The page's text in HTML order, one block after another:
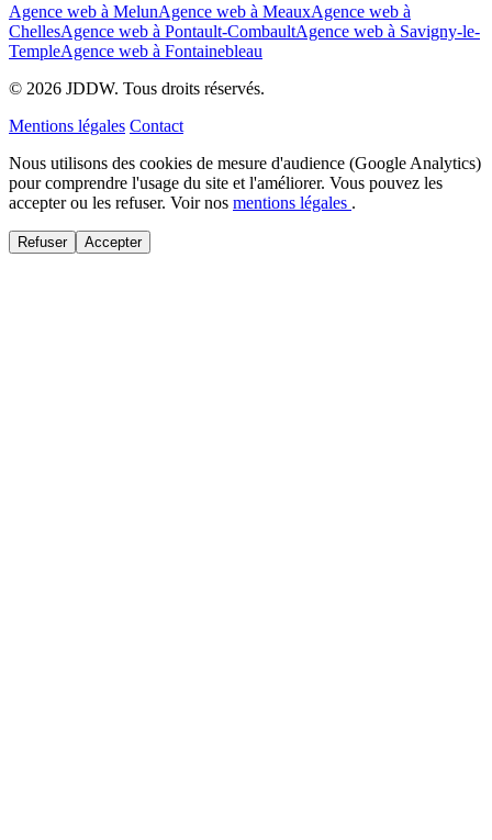
Agence web à MelunAgence web à MeauxAgence web à
ChellesAgence web à Pontault-CombaultAgence web à Savigny-le-
TempleAgence web à Fontainebleau
© 2026 JDDW. Tous droits réservés.
Mentions légales Contact
Nous utilisons des cookies de mesure d'audience (Google Analytics)
pour comprendre l'usage du site et l'améliorer. Vous pouvez les
accepter ou les refuser. Voir nos mentions légales .
Refuser Accepter